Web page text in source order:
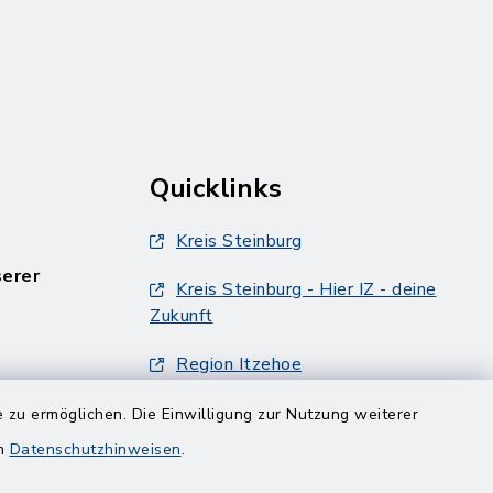
ermöglichen. Die Einwilligung zur Nutzung weiterer
Datenschutzhinweisen.
Quicklinks
Kreis Steinburg
Kreis Steinburg - Hier IZ - deine
Zukunft
Region Itzehoe
Metropolregion Hamburg
Info-Broschüre des Amtes